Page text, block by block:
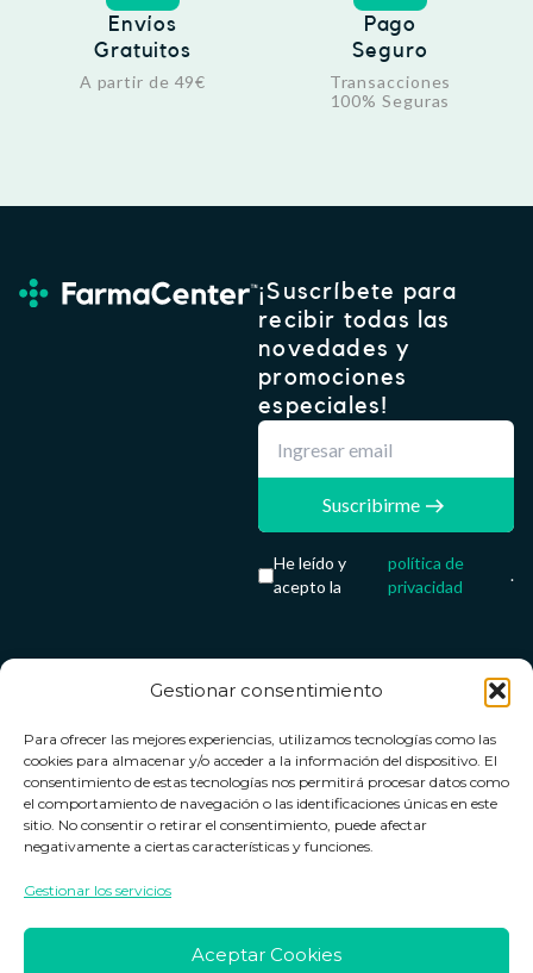
Gestionar consentimiento
Para ofrecer las mejores experiencias, utilizamos tecnologías como las
cookies para almacenar y/o acceder a la información del dispositivo. El
consentimiento de estas tecnologías nos permitirá procesar datos como
el comportamiento de navegación o las identificaciones únicas en este
sitio. No consentir o retirar el consentimiento, puede afectar
negativamente a ciertas características y funciones.
Gestionar los servicios
Aceptar Cookies
Envíos
Gratuitos
A partir de 49€
Pago
Seguro
Transacciones
100% Seguras
¡Suscríbete para
recibir todas las
novedades y
promociones
especiales!
Suscribirme
He leído y
acepto la
política de
privacidad
.
Contacto
Contacto
Política de
devoluciones
Horario de
Lun. a Vie.:
Términos y
condiciones
Política de
privacidad
cookies
Farmacenter
digital, S.L
B24836249
info@farmacenter.es
de pago